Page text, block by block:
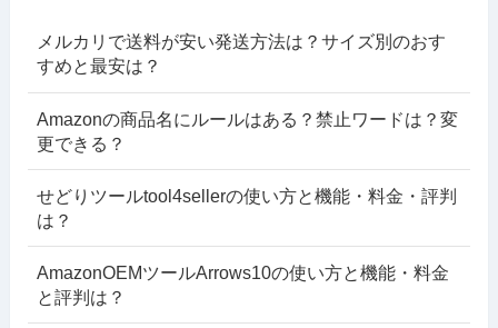
メルカリで送料が安い発送方法は？サイズ別のおす
すめと最安は？
Amazonの商品名にルールはある？禁止ワードは？変
更できる？
せどりツールtool4sellerの使い方と機能・料金・評判
は？
AmazonOEMツールArrows10の使い方と機能・料金
と評判は？